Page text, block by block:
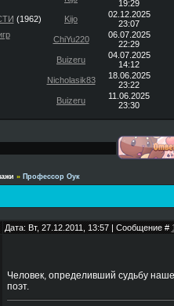
19:29
(1962) Kijo
02.12.2025
23:07
ChiYu220
06.07.2025
22:29
Buizeru
04.07.2025
14:12
Nicholasik83
18.06.2025
23:22
Buizeru
11.06.2025
23:30
» Профессор Оук
Дата: Вт, 27.12.2011, 13:57 | Сообщение #
Человек, определивший судьбу
поэт.